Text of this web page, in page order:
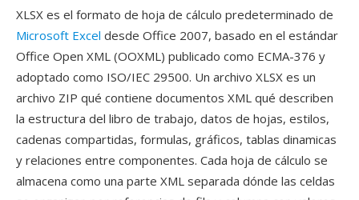
XLSX es el formato de hoja de cálculo predeterminado de
Microsoft Excel desde Office 2007, basado en el estándar
Office Open XML (OOXML) publicado como ECMA-376 y
adoptado como ISO/IEC 29500. Un archivo XLSX es un
archivo ZIP qué contiene documentos XML qué describen
la estructura del libro de trabajo, datos de hojas, estilos,
cadenas compartidas, formulas, gráficos, tablas dinamicas
y relaciones entre componentes. Cada hoja de cálculo se
almacena como una parte XML separada dónde las celdas